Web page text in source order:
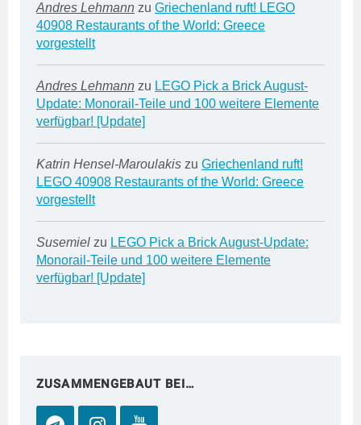
Andres Lehmann zu Griechenland ruft! LEGO
40908 Restaurants of the World: Greece
vorgestellt
Andres Lehmann zu LEGO Pick a Brick August-
Update: Monorail-Teile und 100 weitere Elemente
verfügbar! [Update]
Katrin Hensel-Maroulakis zu Griechenland ruft!
LEGO 40908 Restaurants of the World: Greece
vorgestellt
Susemiel zu LEGO Pick a Brick August-Update:
Monorail-Teile und 100 weitere Elemente
verfügbar! [Update]
ZUSAMMENGEBAUT BEI…